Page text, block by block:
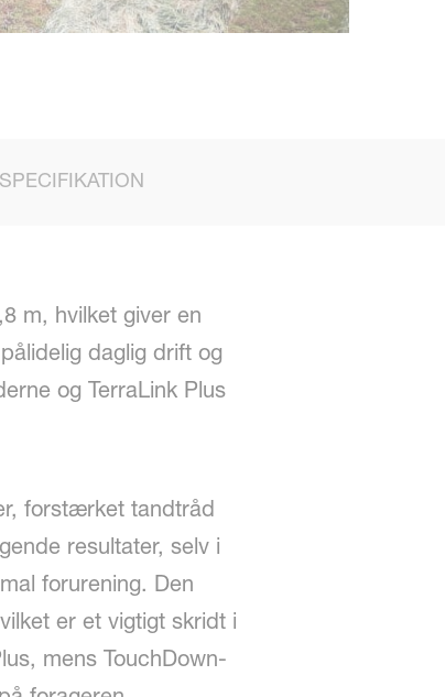
m, hvilket giver en
daglig drift og
og TerraLink Plus
forstærket tandtråd
resultater, selv i
forurening. Den
er et vigtigt skridt i
mens TouchDown-